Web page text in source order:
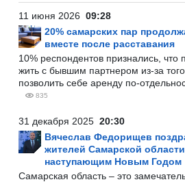
11 июня 2026 09:28
20% самарских пар
вместе после расставания
10% респондентов признались, что
жить с бывшим партнером из-за
позволить себе аренду по-
835
31 декабря 2025 20:30
Вячеслав Федорищев
жителей Самарской
наступающим Новым Годом
Самарская область – это